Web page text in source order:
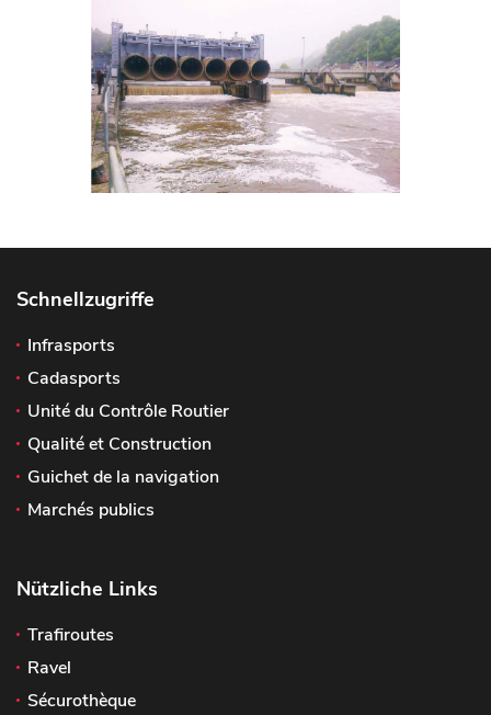
Schnellzugriffe
Infrasports
Cadasports
Unité du Contrôle Routier
Qualité et Construction
Guichet de la navigation
Marchés publics
Nützliche Links
Trafiroutes
Ravel
Sécurothèque